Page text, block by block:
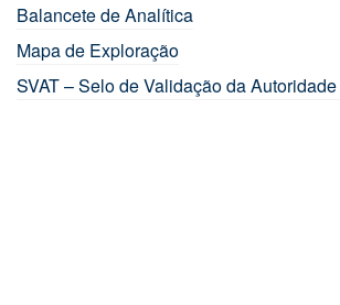
Balancete de Analítica
Mapa de Exploração
SVAT – Selo de Validação da